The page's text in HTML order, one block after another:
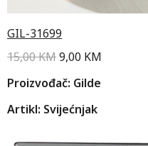
GIL-31699
15,00KM9,00 KM
Proizvođač: Gilde
Artikl: Svijećnjak